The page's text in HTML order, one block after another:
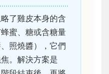
了雞皮本身的含
蜜、糖或含糖量
照燒醬），它們
。解決方案是